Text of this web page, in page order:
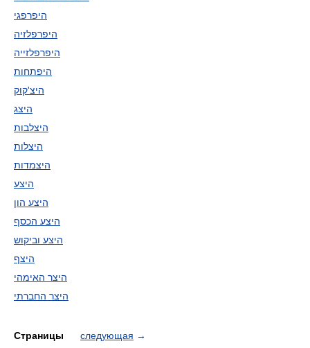
היפרפגי
היפרפלזיה
היפרפלזייה
היפתחות
היצ'קוק
היצג
היצלבות
היצלות
היצמדות
היצע
היצע הון
היצע הכסף
היצע וביקוש
היצף
היצר האימהי
היצר החברתי
Страницы следующая →